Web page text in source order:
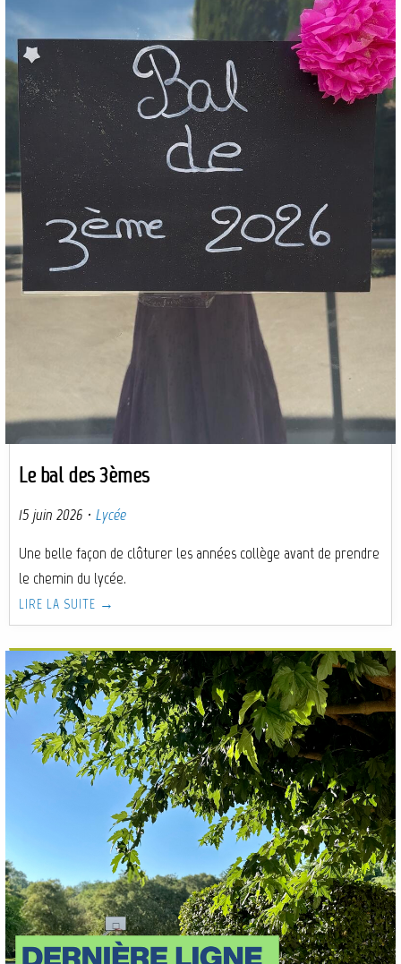
Le bal des 3èmes
15 juin 2026 · Lycée
Une belle façon de clôturer les années collège avant de prendre
le chemin du lycée.
LIRE LA SUITE →